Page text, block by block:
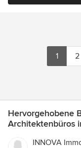
1 2
Hervorgehobene
Architektenbüros
INNOVA